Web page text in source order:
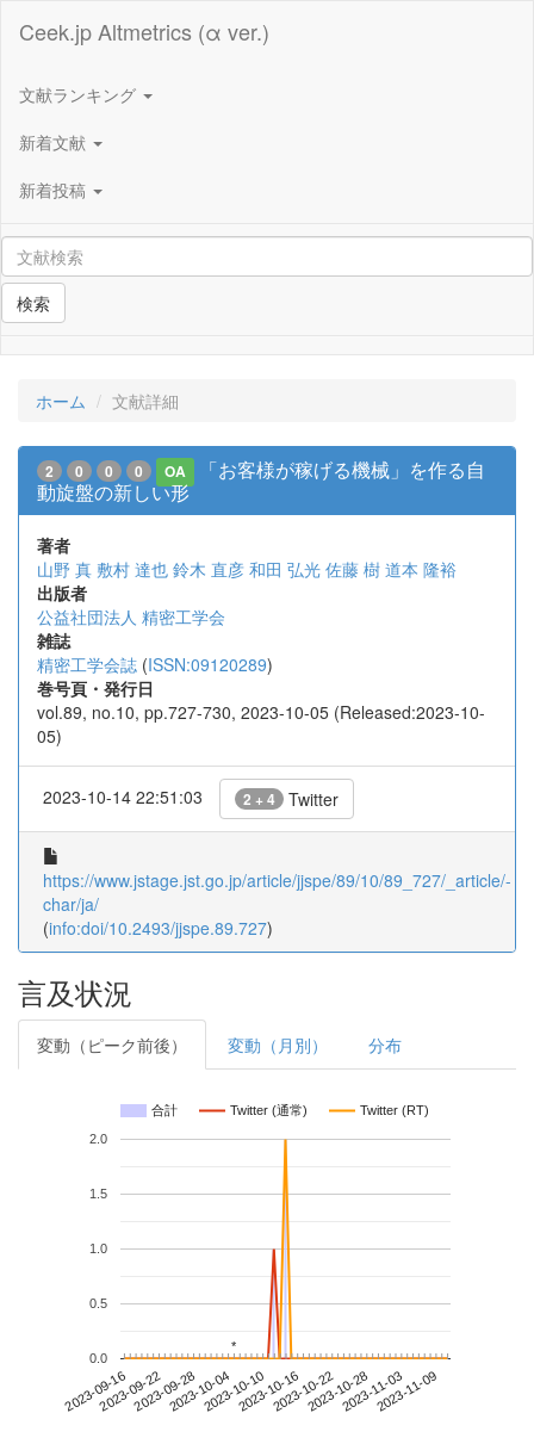
Ceek.jp Altmetrics (α ver.)
文献ランキング
新着文献
新着投稿
検索
ホーム 文献詳細
2 0 0 0 OA
「お客様が稼げる機械」を作る自
動旋盤の新しい形
著者
山野 真 敷村 達也 鈴木 直彦 和田 弘光 佐藤 樹 道本 隆裕
出版者
公益社団法人 精密工学会
雑誌
精密工学会誌 (ISSN:09120289)
巻号頁・発行日
vol.89, no.10, pp.727-730, 2023-10-05 (Released:2023-10-
05)
2023-10-14 22:51:03 2 + 4 Twitter
https://www.jstage.jst.go.jp/article/jjspe/89/10/89_727/_article/-
char/ja/
(info:doi/10.2493/jjspe.89.727)
言及状況
変動（ピーク前後） 変動（月別） 分布
合計 Twitter (通常) Twitter (RT)
2023-09-162023-09-222023-09-282023-10-042023-10-102023-10-162023-10-222023-10-282023-11-032023-11-09
0.0
0.5
1.0
1.5
2.0
**